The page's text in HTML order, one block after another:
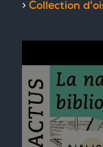
Collection